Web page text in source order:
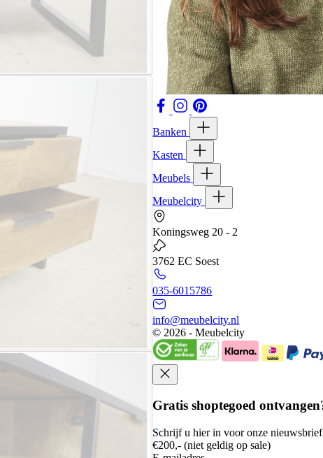
Banken
Kasten
Meubels
Meubelcity
Koningsweg 20 - 2
3762 EC Soest
035-6015786
info@meubelcity.nl
© 2026 - Meubelcity
Gratis shoptegoed
Schrijf u hier in voor onze
€200,- (niet geldig op sale)